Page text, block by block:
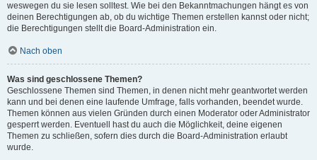
weswegen du sie lesen solltest. Wie bei den Bekanntmachungen hängt es von
deinen Berechtigungen ab, ob du wichtige Themen erstellen kannst oder nicht;
die Berechtigungen stellt die Board-Administration ein.
Nach oben
Was sind geschlossene Themen?
Geschlossene Themen sind Themen, in denen nicht mehr geantwortet werden
kann und bei denen eine laufende Umfrage, falls vorhanden, beendet wurde.
Themen können aus vielen Gründen durch einen Moderator oder Administrator
gesperrt werden. Eventuell hast du auch die Möglichkeit, deine eigenen
Themen zu schließen, sofern dies durch die Board-Administration erlaubt
wurde.